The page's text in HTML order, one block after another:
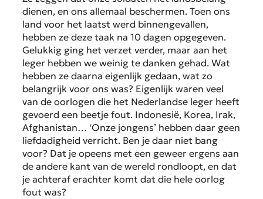
dienen, en ons allemaal beschermen. Toen ons
land voor het laatst werd binnengevallen,
hebben ze deze taak na 10 dagen opgegeven.
Gelukkig ging het verzet verder, maar aan het
leger hebben we weinig te danken gehad. Wat
hebben ze daarna eigenlijk gedaan, wat zo
belangrijk voor ons was? Eigenlijk waren veel
van de oorlogen die het Nederlandse leger heeft
gevoerd een beetje fout. Indonesië, Korea, Irak,
Afghanistan… ‘Onze jongens’ hebben daar geen
liefdadigheid verricht. Ben je daar niet bang
voor? Dat je opeens met een geweer ergens aan
de andere kant van de wereld rondloopt, en dat
je achteraf erachter komt dat die hele oorlog
fout was?